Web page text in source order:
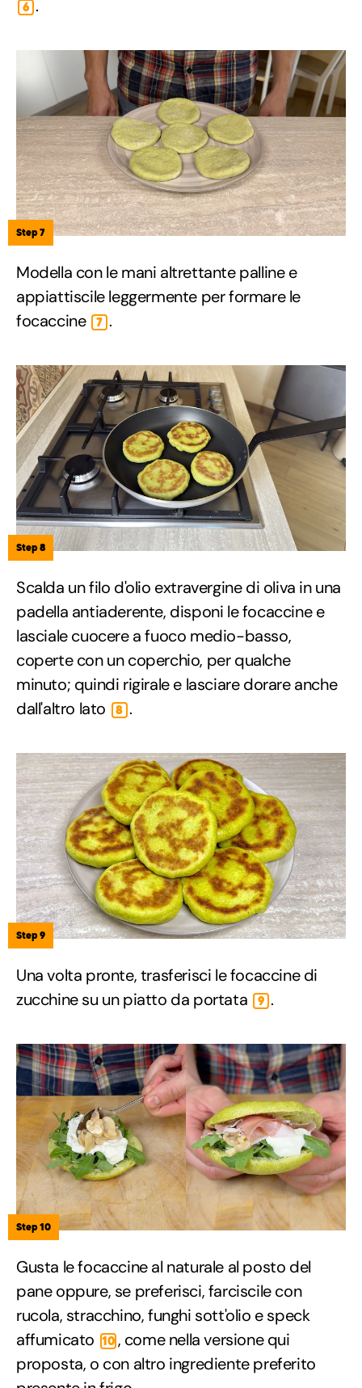
6 .
Step 7
Modella con le mani altrettante palline e
appiattiscile leggermente per formare le
focaccine
7 .
Step 8
Scalda un filo d'olio extravergine di oliva in una
padella antiaderente, disponi le focaccine e
lasciale cuocere a fuoco medio-basso,
coperte con un coperchio, per qualche
minuto; quindi rigirale e lasciare dorare anche
dall'altro lato
8 .
Step 9
Una volta pronte, trasferisci le focaccine di
zucchine su un piatto da portata
9 .
Step 10
Gusta le focaccine al naturale al posto del
pane oppure, se preferisci, farciscile con
rucola, stracchino, funghi sott'olio e speck
affumicato 10 , come nella versione qui
proposta, o con altro ingrediente preferito